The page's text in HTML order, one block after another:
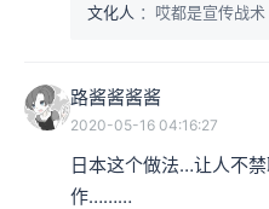
文化人 ：哎都是宣传战术
路酱酱酱酱
2020-05-16 04:16:27
日本这个做法…让人不
作………